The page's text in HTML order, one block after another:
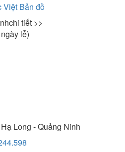
Việt Bản đồ
chi tiết >>
lễ)
Long - Quảng Ninh